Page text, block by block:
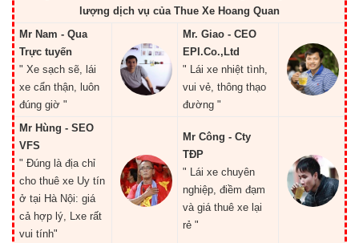
lượng dịch vụ của Thue Xe Hoang Quan
Mr Nam - Qua
Trực tuyến
" Xe sạch sẽ, lái
xe cẩn thận, luôn
đúng giờ "
Mr. Giao - CEO
EPI.Co.,Ltd
" Lái xe nhiệt tình,
vui vẻ, thông thạo
đường "
Mr Hùng - SEO
VFS
" Đúng là địa chỉ
cho thuê xe Uy tín
ở tại Hà Nội: giá
cả hợp lý, Lxe rất
vui tính"
Mr Công - Cty
TĐP
" Lái xe chuyên
nghiệp, điềm đạm
và giá thuê xe lại
rẻ "